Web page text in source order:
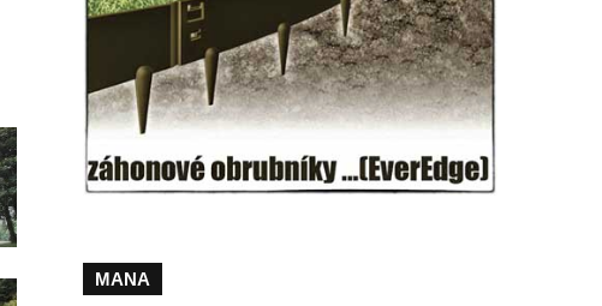
MANA